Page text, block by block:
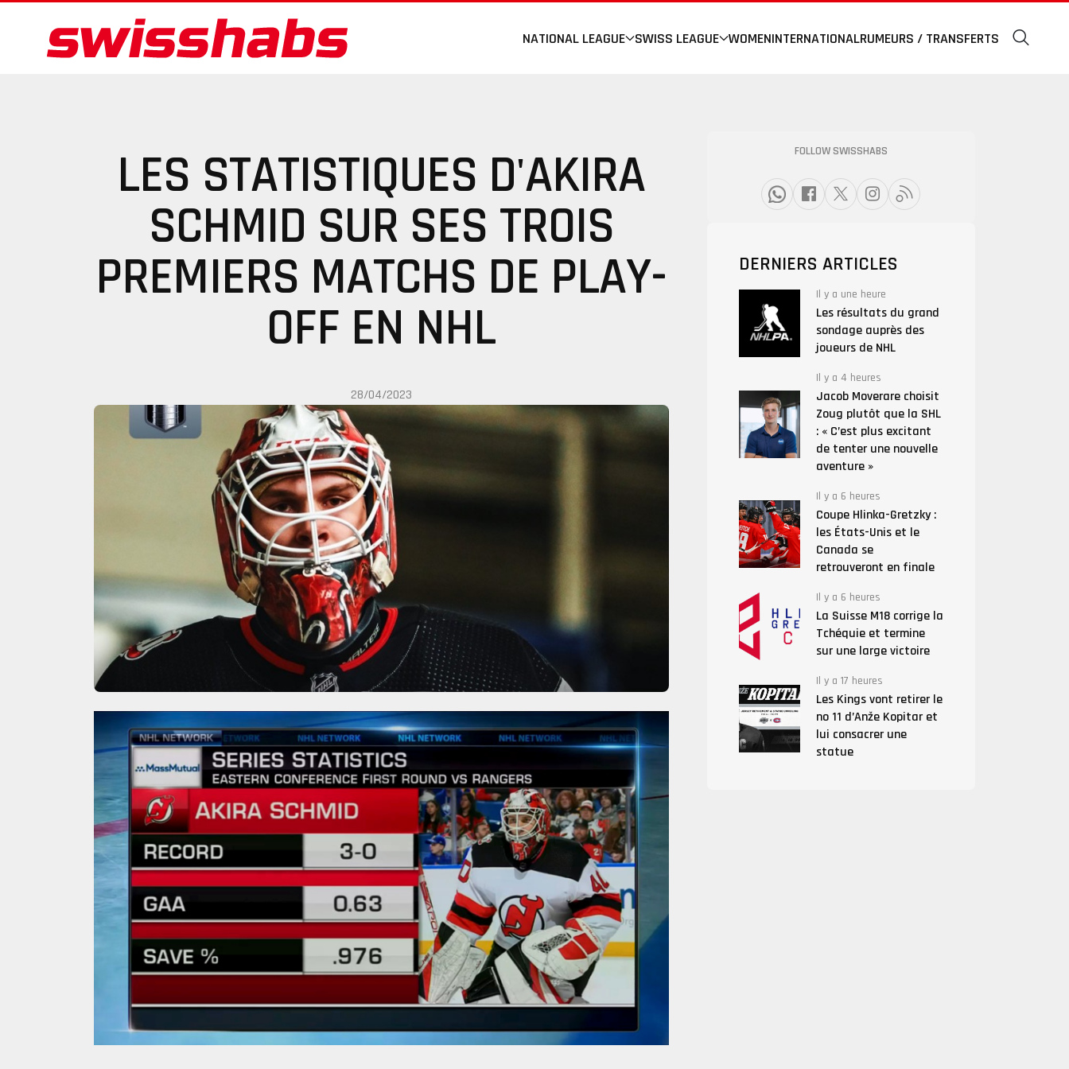
NATIONAL LEAGUE SWISS LEAGUE WOMENINTERNATIONALRUMEURS / TRANSFERTS
LES STATISTIQUES D'AKIRA
SCHMID SUR SES TROIS
PREMIERS MATCHS DE PLAY-
OFF EN NHL
28/04/2023
FOLLOW SWISSHABS
DERNIERS ARTICLES
Il y a une heure
Les résultats du grand
sondage auprès des
joueurs de NHL
Il y a 4 heures
Jacob Moverare choisit
Zoug plutôt que la SHL
: « C’est plus excitant
de tenter une nouvelle
aventure »
Il y a 6 heures
Coupe Hlinka-Gretzky :
les États-Unis et le
Canada se
retrouveront en finale
Il y a 6 heures
La Suisse M18 corrige la
Tchéquie et termine
sur une large victoire
Il y a 17 heures
Les Kings vont retirer le
no 11 d’Anže Kopitar et
lui consacrer une
statue